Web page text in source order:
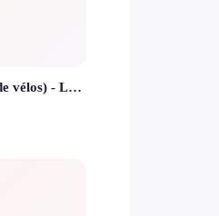
Livraison de vélos (Location de vélos) - Les Frères Complices